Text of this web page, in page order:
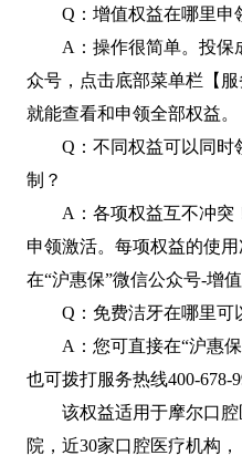
Q：增值权益在哪里申
A：操作很简单。投保
众号，点击底部菜单栏【
就能查看和申领全部权益。
Q：不同权益可以同时
制？
A：各项权益互不冲突
申领激活。每项权益的使
在“沪惠保”微信公众号-增
Q：免费洁牙在哪里可
A：您可直接在“沪惠
也可拨打服务热线400-678-
该权益适用于摩尔口
院，近30家口腔医疗机构，